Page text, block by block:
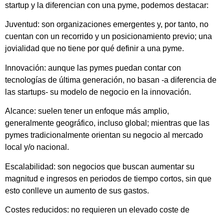
startup y la diferencian con una pyme, podemos destacar:
Juventud: son organizaciones emergentes y, por tanto, no
cuentan con un recorrido y un posicionamiento previo; una
jovialidad que no tiene por qué definir a una pyme.
Innovación: aunque las pymes puedan contar con
tecnologías de última generación, no basan -a diferencia de
las startups- su modelo de negocio en la innovación.
Alcance: suelen tener un enfoque más amplio,
generalmente geográfico, incluso global; mientras que las
pymes tradicionalmente orientan su negocio al mercado
local y/o nacional.
Escalabilidad: son negocios que buscan aumentar su
magnitud e ingresos en periodos de tiempo cortos, sin que
esto conlleve un aumento de sus gastos.
Costes reducidos: no requieren un elevado coste de